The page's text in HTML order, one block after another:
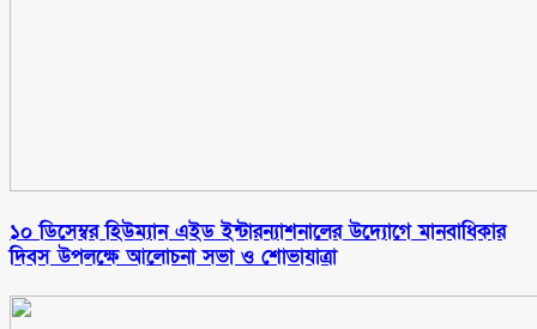
১০ ডিসেম্বর হিউম্যান এইড ইন্টারন্যাশনালের উদ্যোগে মানবাধিকার
দিবস উপলক্ষে আলোচনা সভা ও শোভাযাত্রা